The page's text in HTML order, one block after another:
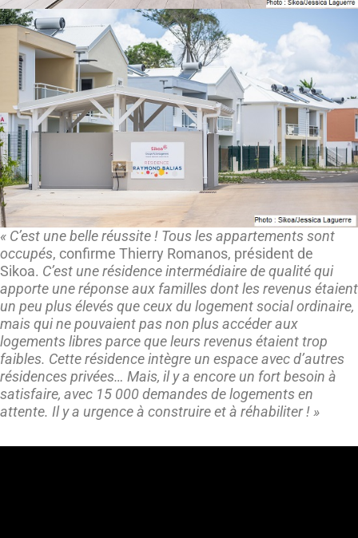
« C’est une belle réussite ! Tous les appartements sont
occupés, confirme Thierry Romanos, président de
Sikoa. C’est une résidence intermédiaire de qualité qui
apporte une réponse aux familles dont les revenus étaient
un peu plus élevés que ceux du logement social ordinaire,
mais qui ne pouvaient pas non plus accéder aux
logements libres parce que leurs revenus étaient trop
faibles. Cette résidence intègre un espace avec d’autres
résidences privées… Mais, il y a encore un fort besoin à
satisfaire, avec 15 000 demandes de logements en
attente. Il y a urgence à construire et à réhabiliter ! »